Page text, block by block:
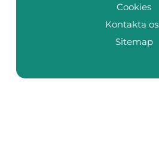
Cookies
Kontakta
Sitemap